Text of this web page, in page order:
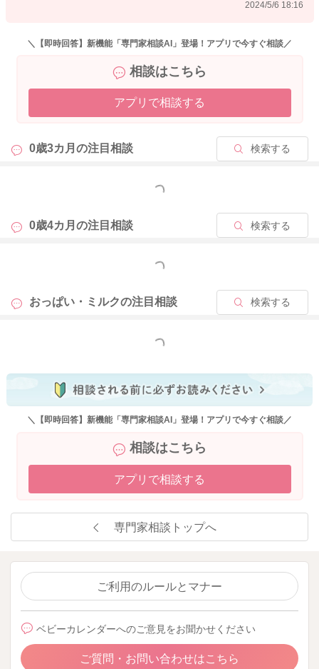
2024/5/6 18:16
＼【即時回答】新機能「専門家相談AI」登場！アプリで今すぐ相談／
相談はこちら
アプリで相談する
0歳3カ月の注目相談 検索する
もっと見る
0歳4カ月の注目相談 検索する
もっと見る
おっぱい・ミルクの注目相談 検索する
もっと見る
＼【即時回答】新機能「専門家相談AI」登場！アプリで今すぐ相談／
相談はこちら
アプリで相談する
専門家相談トップへ
ご利用のルールとマナー
ベビーカレンダーへのご意見をお聞かせください
ご質問・お問い合わせはこちら